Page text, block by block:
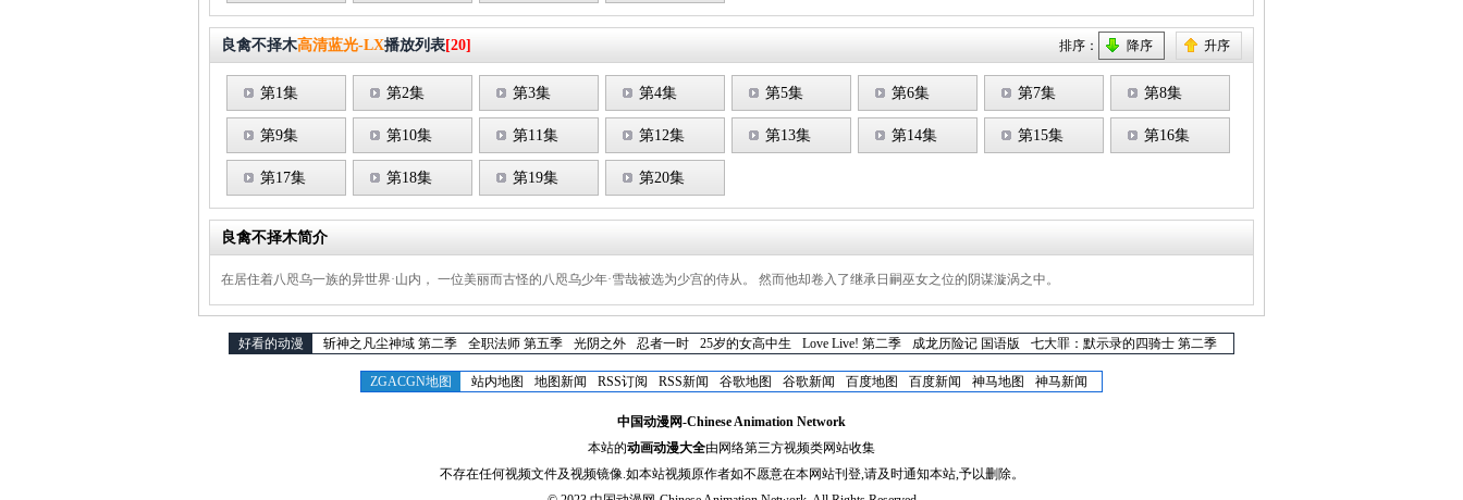
良禽不择木高清蓝光-LX播放列表[20] 排序： 降序 升序
第1集 第2集 第3集 第4集 第5集 第6集 第7集 第8集
第9集 第10集 第11集 第12集 第13集 第14集 第15集 第16集
第17集 第18集 第19集 第20集
良禽不择木简介
在居住着八咫乌一族的异世界·山内， 一位美丽而古怪的八咫乌少年·雪哉被选为少宫的侍从。 然而他却卷入了继承日嗣巫女之位的阴谋漩涡之中。
好看的动漫 斩神之凡尘神域 第二季 全职法师 第五季 光阴之外 忍者一时 25岁的女高中生 Love Live! 第二季 成龙历险记 国语版 七大罪：默示录的四骑士 第二季
ZGACGN地图 站内地图 地图新闻 RSS订阅 RSS新闻 谷歌地图 谷歌新闻 百度地图 百度新闻 神马地图 神马新闻
中国动漫网-Chinese Animation Network
本站的动画动漫大全由网络第三方视频类网站收集
不存在任何视频文件及视频镜像.如本站视频原作者如不愿意在本网站刊登,请及时通知本站,予以删除。